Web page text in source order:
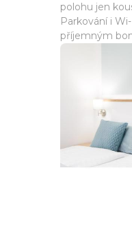
polohu jen
Parkování i
příjemným